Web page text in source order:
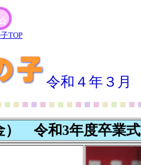
TOP
令和４年３月
） 令和3年度卒業式